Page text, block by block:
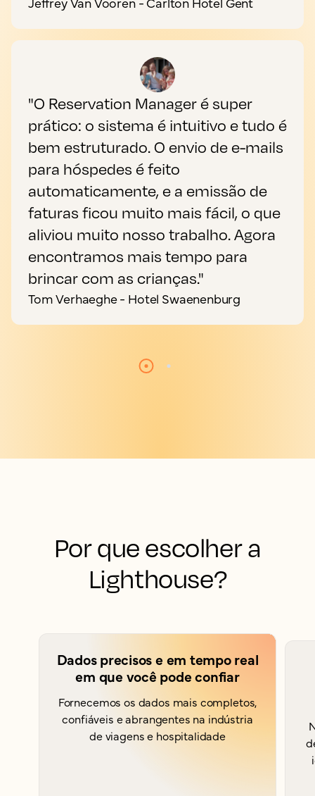
"O Reservation Manager é super
prático: o sistema é intuitivo e tudo é
bem estruturado. O envio de e-mails
para hóspedes é feito
automaticamente, e a emissão de
faturas ficou muito mais fácil, o que
aliviou muito nosso trabalho. Agora
encontramos mais tempo para
brincar com as crianças."
Tom Verhaeghe - Hotel Swaenenburg
Por que escolher a
Lighthouse?
Dados precisos e em tempo real
em que você pode confiar
Fornecemos os dados mais completos,
confiáveis e abrangentes na indústria
de viagens e hospitalidade